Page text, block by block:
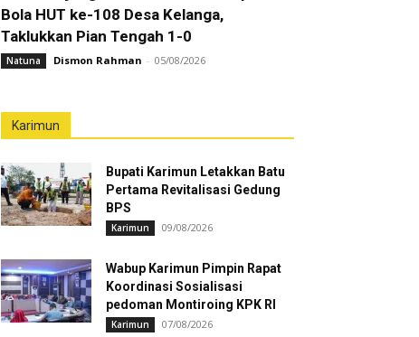
Bola HUT ke-108 Desa Kelanga,
Taklukkan Pian Tengah 1-0
Natuna Dismon Rahman - 05/08/2026
Karimun
Bupati Karimun Letakkan Batu
Pertama Revitalisasi Gedung
BPS
Karimun 09/08/2026
Wabup Karimun Pimpin Rapat
Koordinasi Sosialisasi
pedoman Montiroing KPK RI
Karimun 07/08/2026